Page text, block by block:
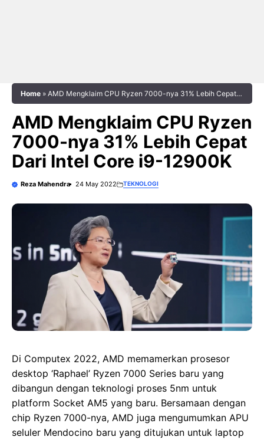
Home » AMD Mengklaim CPU Ryzen 7000-nya 31% Lebih Cepat
AMD Mengklaim CPU Ryzen
7000-nya 31% Lebih Cepat
Dari Intel Core i9-12900K
Reza Mahendra 24 May 2022 TEKNOLOGI
Di Computex 2022, AMD memamerkan prosesor
desktop ‘Raphael’ Ryzen 7000 Series baru yang
dibangun dengan teknologi proses 5nm untuk
platform Socket AM5 yang baru. Bersamaan dengan
chip Ryzen 7000-nya, AMD juga mengumumkan APU
seluler Mendocino baru yang ditujukan untuk laptop